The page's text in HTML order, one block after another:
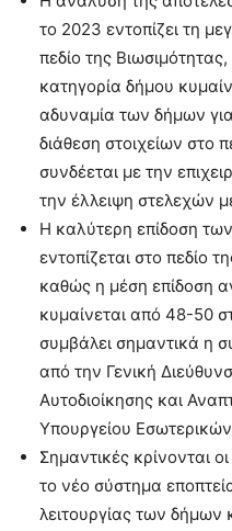
το 2023 εντοπίζει τη
πεδίο της
κατηγορία δήμου
αδυναμία των δήμων
διάθεση στοιχείων στο
συνδέεται με την
την έλλειψη στελεχών
Η καλύτερη επίδοση
εντοπίζεται στο πεδίο
καθώς η μέση επίδοση
κυμαίνεται από 48-50
συμβάλει σημαντικά η
από την Γενική
Αυτοδιοίκησης και
Υπουργείου
Σημαντικές κρίνονται
το νέο σύστημα
λειτουργίας των δήμων